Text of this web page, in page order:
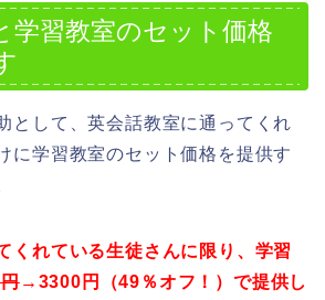
学習教室のセット価格
として、英会話教室に通ってくれ
に学習教室のセット価格を提供す
くれている生徒さんに限り、学習
→3300円（49％オフ！）で提供し